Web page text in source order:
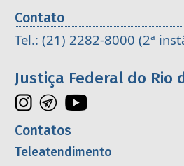
Contato
Tel.: (21) 2282-8000 (2ª
Justiça Federal do Rio
Contatos
Teleatendimento